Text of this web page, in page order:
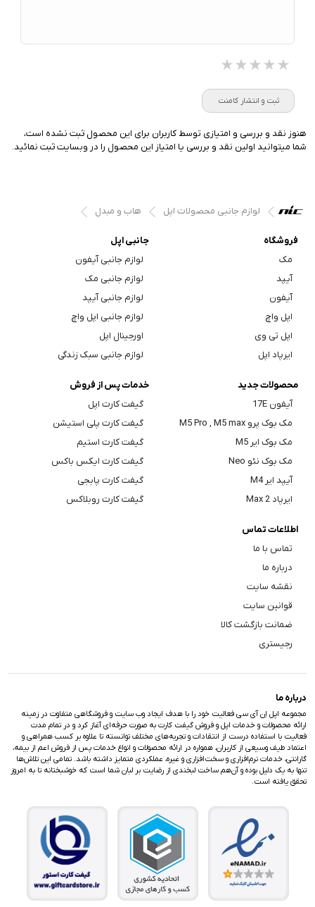
★★★★★
★★★★★
★★★★★
ثبت و انتشار کامنت
هنوز نقد و بررسی و امتیازی توسط کاربران برای این محصول ثبت نشده است،
شما میتوانید اولین نقد و بررسی یا امتیاز این محصول را در وبسایت ثبت نمائید.
لوازم جانبی محصولات اپل هاب و مبدل
فروشگاه
مک
آیپد
آیفون
اپل واچ
اپل تی وی
ایرپاد اپل
جانبی اپل
لوازم جانبی آیفون
لوازم جانبی مک
لوازم جانبی آیپد
لوازم جانبی اپل واچ
اورجینال اپل
لوازم جانبی سبک زندگی
محصولات جدید
آیفون 17E
مک بوک پرو M5 Pro , M5 max
مک بوک ایر M5
مک بوک نئو Neo
آیپد ایر M4
ایرپاد Max 2
خدمات پس از فروش
گیفت کارت اپل
گیفت کارت پلی استیشن
گیفت کارت استیم
گیفت کارت ایکس باکس
گیفت کارت پابجی
گیفت کارت روبلاکس
اطلاعات تماس
تماس با ما
درباره ما
نقشه سایت
قوانین سایت
ضمانت بازگشت کالا
رجیستری
درباره ما
مجموعه اپل اِن آی سی فعالیت خود را با هدف ایجاد وب سایت و فروشگاهی متفاوت در زمینه
ارائه محصولات و خدمات اپل و فروش گیفت کارت به صورت حرفه‌ای آغاز کرد و در تمام مدت
فعالیت با استفاده درست از انتقادات و تجربه‌های مختلف توانسته تا علاوه بر کسب همراهی و
اعتماد طیف وسیعی از کاربران، همواره در ارائه محصولات و انواع خدمات پس از فروش اعم از بیمه،
گارانتی، خدمات نرم‌افزاری و سخت‌افزاری و غیره، عملکردی متمایز داشته باشد. تمامی این تلاش‌ها
تنها به یک دلیل بوده و آن‌هم ساخت لبخندی از رضایت بر لبان شما است که خوشبختانه تا به امروز
تحقق یافته است.